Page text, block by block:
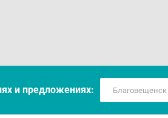
и предложениях: